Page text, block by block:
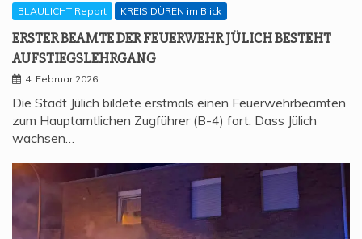
BLAULICHT Report KREIS DÜREN im Blick
ERS­TER BEAM­TE DER FEU­ER­WEHR JÜLICH BESTEHT
AUFSTIEGSLEHRGANG
4. Februar 2026
Die Stadt Jülich bildete erstmals einen Feuerwehrbeamten
zum Hauptamtlichen Zugführer (B-4) fort. Dass Jülich
wachsen…